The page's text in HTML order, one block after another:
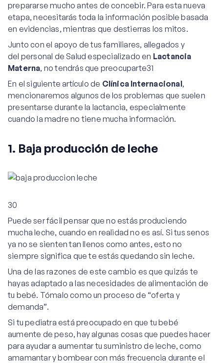
prepararse mucho antes de concebir. Para esta nueva
etapa, necesitarás toda la información posible basada
en evidencias, mientras que destierras los mitos.
Junto con el apoyo de tus familiares, allegados y
del personal de Salud especializado en Lactancia
Materna, no tendrás que preocuparte31
En el siguiente artículo de Clínica Internacional,
mencionaremos algunos de los problemas que suelen
presentarse durante la lactancia, especialmente
cuando la madre no tiene mucha información.
1. Baja producción de leche
30
Puede ser fácil pensar que no estás produciendo
mucha leche, cuando en realidad no es así. Si tus senos
ya no se sienten tan llenos como antes, esto no
siempre significa que te estás quedando sin leche.
Una de las razones de este cambio es que quizás te
hayas adaptado a las necesidades de alimentación de
tu bebé. Tómalo como un proceso de “oferta y
demanda”.
Si tu pediatra está preocupado en que tu bebé
aumente de peso, hay algunas cosas que puedes hacer
para ayudar a aumentar tu suministro de leche, como
amamantar y bombear con más frecuencia durante el